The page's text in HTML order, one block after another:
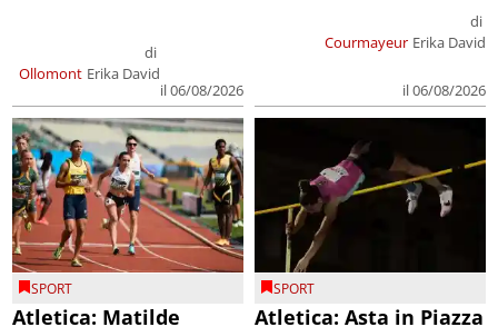
Ollomont
di
Erika David
il 06/08/2026
Courmayeur
di
Erika David
il 06/08/2026
SPORT
Atletica: Matilde
SPORT
Atletica: Asta in Piazza